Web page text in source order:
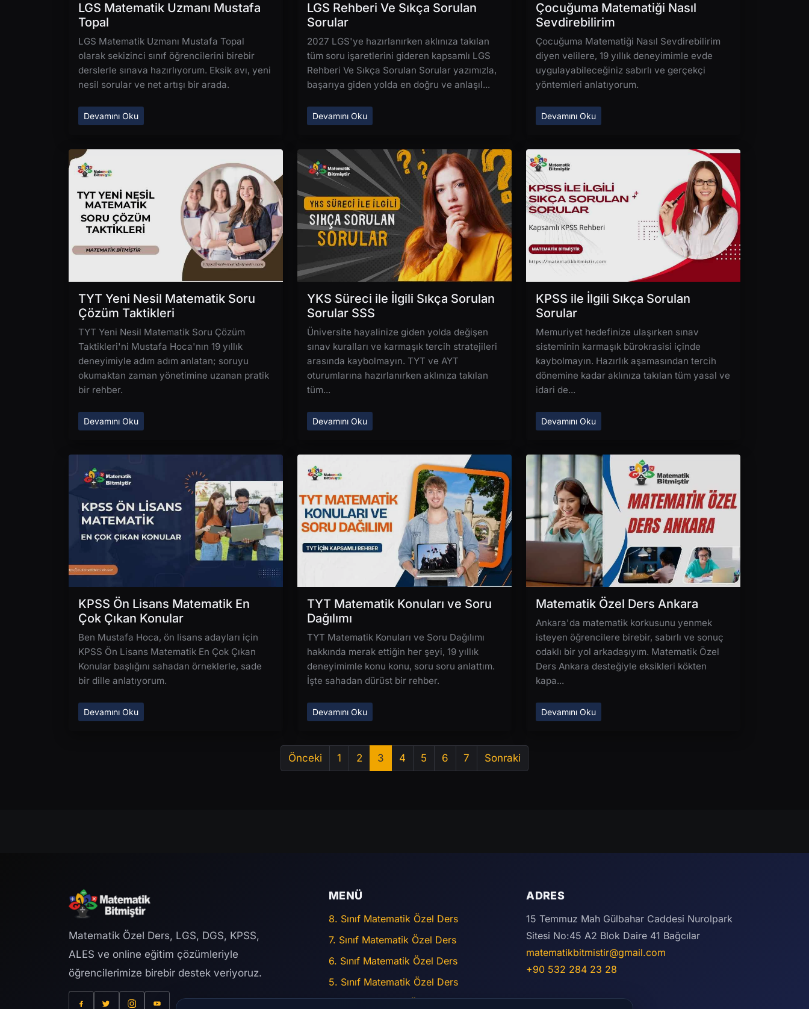
LGS Matematik Uzmanı Mustafa
Topal
LGS Matematik Uzmanı Mustafa Topal
olarak sekizinci sınıf öğrencilerini birebir
derslerle sınava hazırlıyorum. Eksik avı, yeni
nesil sorular ve net artışı bir arada.
Devamını Oku
LGS Rehberi Ve Sıkça Sorulan
Sorular
2027 LGS'ye hazırlanırken aklınıza takılan
tüm soru işaretlerini gideren kapsamlı LGS
Rehberi Ve Sıkça Sorulan Sorular yazımızla,
başarıya giden yolda en doğru ve anlaşıl...
Devamını Oku
Çocuğuma Matematiği Nasıl
Sevdirebilirim
Çocuğuma Matematiği Nasıl Sevdirebilirim
diyen velilere, 19 yıllık deneyimimle evde
uygulayabileceğiniz sabırlı ve gerçekçi
yöntemleri anlatıyorum.
Devamını Oku
TYT Yeni Nesil Matematik Soru
Çözüm Taktikleri
TYT Yeni Nesil Matematik Soru Çözüm
Taktikleri'ni Mustafa Hoca'nın 19 yıllık
deneyimiyle adım adım anlatan; soruyu
okumaktan zaman yönetimine uzanan pratik
bir rehber.
Devamını Oku
YKS Süreci ile İlgili Sıkça Sorulan
Sorular SSS
Üniversite hayalinize giden yolda değişen
sınav kuralları ve karmaşık tercih stratejileri
arasında kaybolmayın. TYT ve AYT
oturumlarına hazırlanırken aklınıza takılan
tüm...
Devamını Oku
KPSS ile İlgili Sıkça Sorulan
Sorular
Memuriyet hedefinize ulaşırken sınav
sisteminin karmaşık bürokrasisi içinde
kaybolmayın. Hazırlık aşamasından tercih
dönemine kadar aklınıza takılan tüm yasal ve
idari de...
Devamını Oku
KPSS Ön Lisans Matematik En
Çok Çıkan Konular
Ben Mustafa Hoca, ön lisans adayları için
KPSS Ön Lisans Matematik En Çok Çıkan
Konular başlığını sahadan örneklerle, sade
bir dille anlatıyorum.
Devamını Oku
TYT Matematik Konuları ve Soru
Dağılımı
TYT Matematik Konuları ve Soru Dağılımı
hakkında merak ettiğin her şeyi, 19 yıllık
deneyimimle konu konu, soru soru anlattım.
İşte sahadan dürüst bir rehber.
Devamını Oku
Matematik Özel Ders Ankara
Ankara'da matematik korkusunu yenmek
isteyen öğrencilere birebir, sabırlı ve sonuç
odaklı bir yol arkadaşıyım. Matematik Özel
Ders Ankara desteğiyle eksikleri kökten
kapa...
Devamını Oku
Önceki 1 2 3 4 5 6 7 Sonraki
Matematik Özel Ders, LGS, DGS, KPSS,
ALES ve online eğitim çözümleriyle
öğrencilerimize birebir destek veriyoruz.
MENÜ
8. Sınıf Matematik Özel Ders
7. Sınıf Matematik Özel Ders
6. Sınıf Matematik Özel Ders
5. Sınıf Matematik Özel Ders
ADRES
15 Temmuz Mah Gülbahar Caddesi Nurolpark
Sitesi No:45 A2 Blok Daire 41 Bağcılar
matematikbitmistir@gmail.com
+90 532 284 23 28